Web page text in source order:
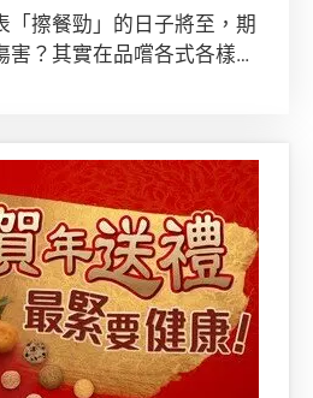
「擦餐勁」的日子將至，期
？其實在品嚐各式各樣美